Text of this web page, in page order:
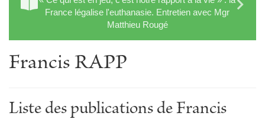
France légalise l'euthanasie. Entretien avec Mgr
Matthieu Rougé
Francis RAPP
Liste des publications de Francis